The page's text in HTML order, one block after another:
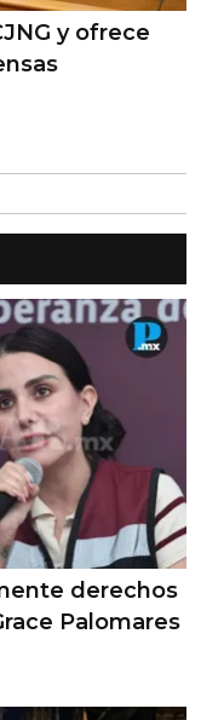
y ofrece
derechos
Palomares